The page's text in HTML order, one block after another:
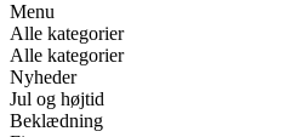
Menu
Alle kategorier
Alle kategorier
Nyheder
Jul og højtid
Beklædning